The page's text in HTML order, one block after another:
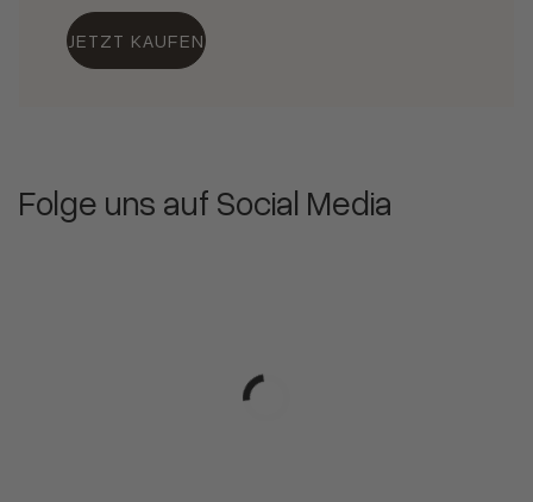
JETZT KAUFEN
Folge uns auf Social Media